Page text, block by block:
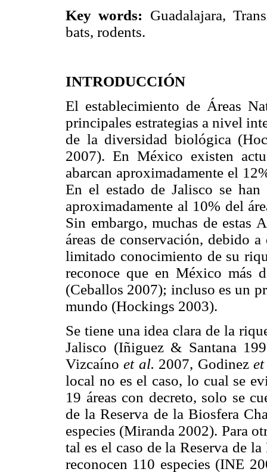
Key words: Guadalajara,
bats, rodents.
INTRODUCCIÓN
El establecimiento de Áreas
principales estrategias a nivel
de la diversidad biológica
2007). En México existen
abarcan aproximadamente el
En el estado de Jalisco se
aproximadamente al 10% del
Sin embargo, muchas de estas
áreas de conservación, debido
limitado conocimiento de su
reconoce que en México más
(Ceballos 2007); incluso es un
mundo (Hockings 2003).
Se tiene una idea clara de la
Jalisco (Iñiguez & Santana
Vizcaínoet al. 2007, Godinez
local no es el caso, lo cual se
19 áreas con decreto, solo se
de la Reserva de la Biosfera
especies (Miranda 2002). Para
tal es el caso de la Reserva de
reconocen 110 especies (INE